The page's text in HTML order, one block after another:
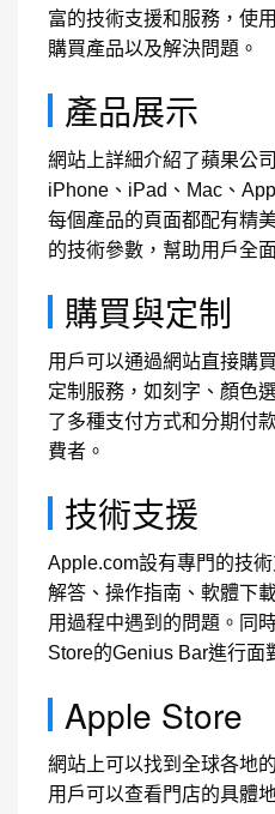
富的技術支援和服務，使
購買產品以及解決問題。
產品展示
網站上詳細介紹了蘋果公
iPhone、iPad、Mac、
每個產品的頁面都配有精
的技術參數，幫助用戶全
購買與定制
用戶可以通過網站直接購
定制服務，如刻字、顏色
了多種支付方式和分期付
費者。
技術支援
Apple.com設有專門的技
解答、操作指南、軟體下
用過程中遇到的問題。同
Store的Genius Bar進行面
Apple Store
網站上可以找到全球各地
用戶可以查看門店的具體